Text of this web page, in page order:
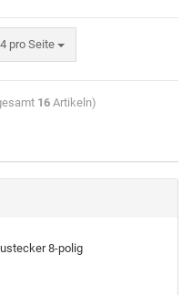
pro Seite
16Artikeln)
8-polig